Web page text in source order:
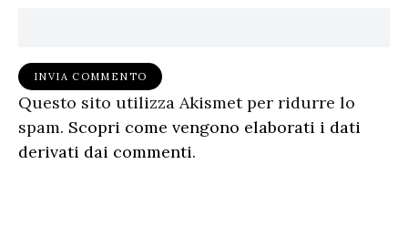
Questo sito utilizza Akismet per ridurre lo
spam. Scopri come vengono elaborati i dati
derivati dai commenti.